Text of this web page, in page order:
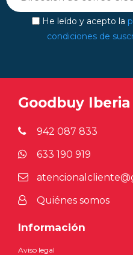
He leído y acepto la
condiciones de
Goodbuy Iberia
942 087 833
633 190 919
Quiénes somos
Información
Aviso legal